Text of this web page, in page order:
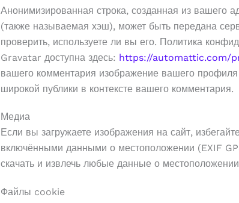
Анонимизированная строка, созданная из вашего
(также называемая хэш), может быть передана
проверить, используете ли вы его. Политика
Gravatar доступна здесь: https://automattic.com/
вашего комментария изображение вашего
широкой публики в контексте вашего комментария.
Медиа
Если вы загружаете изображения на сайт,
включёнными данными о местоположении (EXIF
скачать и извлечь любые данные о
Файлы cookie